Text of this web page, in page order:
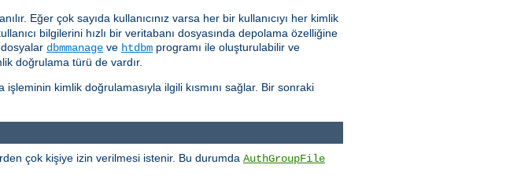
Eğer çok sayıda kullanıcınız varsa her bir kullanıcıyı her kimlik
bilgilerini hızlı bir veritabanı dosyasında depolama özelliğine
dbmmanage ve htdbm programı ile oluşturulabilir ve
doğrulama türü de vardır.
kimlik doğrulamasıyla ilgili kısmını sağlar. Bir sonraki
çok kişiye izin verilmesi istenir. Bu durumda AuthGroupFile